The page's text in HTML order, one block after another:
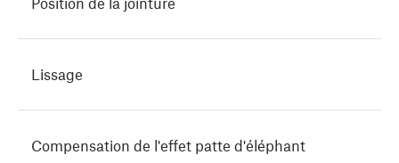
Lissage
Compensation de l'effet patte d'éléphant